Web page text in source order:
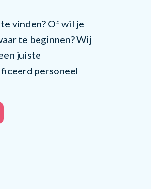
vinden? Of wil je
te beginnen? Wij
juiste
personeel